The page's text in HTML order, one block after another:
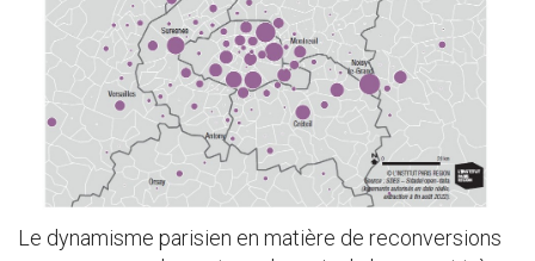
Le dynamisme parisien en matière de reconversions